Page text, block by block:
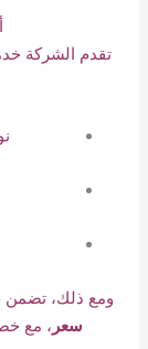
تقدم الشركة
ومع ذلك، تضمن
سعر ، مع